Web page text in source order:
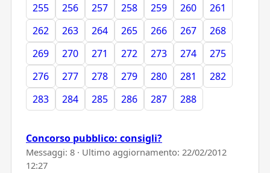
255
256 257 258 259 260
261
262
263 264 265 266 267
268
269
270 271 272 273 274
275
276
277 278 279 280 281
282
283
284 285 286 287 288
Concorso pubblico: consigli?
Messaggi: 8 · Ultimo aggiornamento: 22/02/2012
12:27